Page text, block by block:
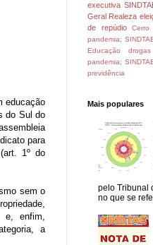
educação
do Sul do
para
1º do
sem o
enfim,
a
executiva
Geral Realeza
de repúdio
Cerro
pandemia;
Educação
pandemia;
previdência
Mais populares
pelo Tribunal
no que se